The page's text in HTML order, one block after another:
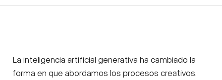
La inteligencia artificial generativa ha cambiado la
forma en que abordamos los procesos creativos.